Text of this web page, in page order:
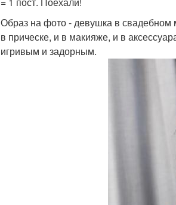
Образ на фото - девушка в свадебном
в прическе, и в макияже, и в
игривым и задорным.